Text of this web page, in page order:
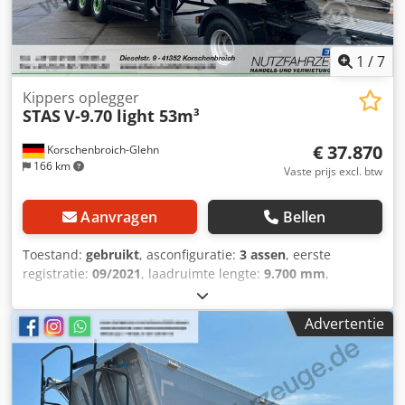
1 /7
Korschenbroich-Glehn
166 km
Kippers oplegger
STASV-9.70 light 53m³
€ 37.870
Vaste prijs excl. btw
Aanvragen Bellen
Toestand: gebruikt, asconfiguratie: 3 assen, eerste
registratie: 09/2021, laadruimte lengte: 9.700 mm,
2.480 mm, laadruimtehoogte:
mm, laadruimte inhoud:53 m³, Chassis lichte uitvoering In
aluminium (15-6-12) Twee volledig automatisch gelaste I-
longitudinale dragers met gelaste dwarsdragers.
Chassisbreeedte 1.600 mm Assen en ophanging Schijfrem
430 mm "off road versie" SAF-Intradisc light asaggregaten
Advertentie